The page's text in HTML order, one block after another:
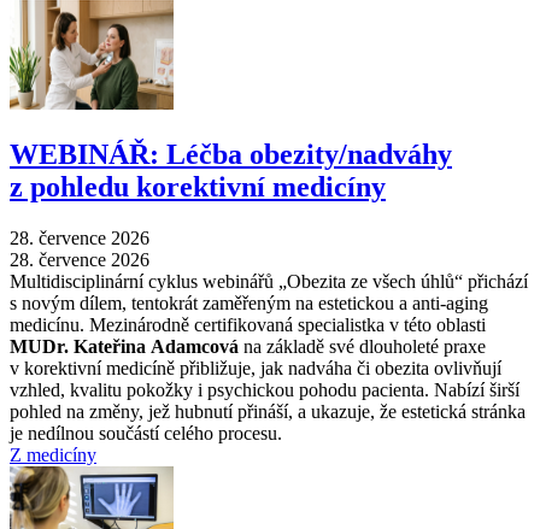
WEBINÁŘ: Léčba obezity/nadváhy
z pohledu korektivní medicíny
28. července 2026
28. července 2026
Multidisciplinární cyklus webinářů „Obezita ze všech úhlů“ přichází
s novým dílem, tentokrát zaměřeným na estetickou a anti-aging
medicínu. Mezinárodně certifikovaná specialistka v této oblasti
MUDr. Kateřina Adamcová na základě své dlouholeté praxe
v korektivní medicíně přibližuje, jak nadváha či obezita ovlivňují
vzhled, kvalitu pokožky i psychickou pohodu pacienta. Nabízí širší
pohled na změny, jež hubnutí přináší, a ukazuje, že estetická stránka
je nedílnou součástí celého procesu.
Z medicíny